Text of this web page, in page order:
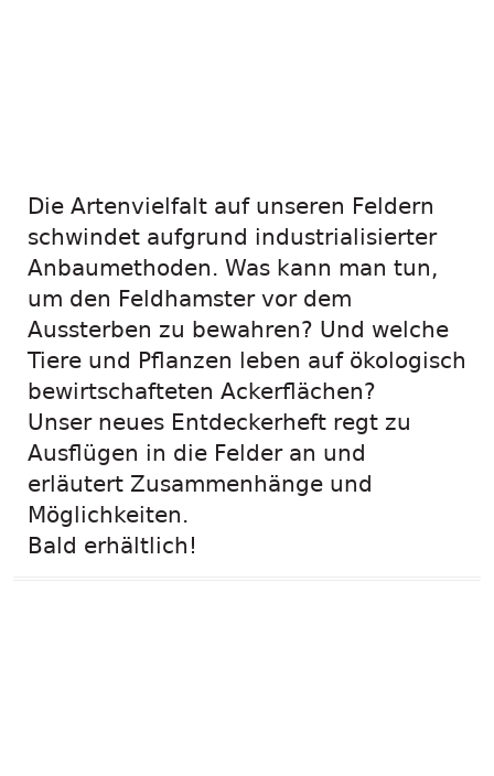
Die Artenvielfalt auf unseren Feldern
schwindet aufgrund industrialisierter
Anbaumethoden. Was kann man tun,
um den Feldhamster vor dem
Aussterben zu bewahren? Und welche
Tiere und Pflanzen leben auf ökologisch
bewirtschafteten Ackerflächen?
Unser neues Entdeckerheft regt zu
Ausflügen in die Felder an und
erläutert Zusammenhänge und
Möglichkeiten.
Bald erhältlich!